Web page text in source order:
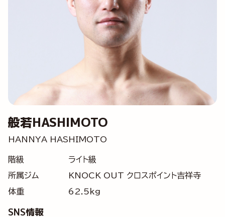
般若HASHIMOTO
HANNYA HASHIMOTO
階級
ライト級
所属ジム
KNOCK OUT クロスポイント吉祥寺
体重
62.5kg
SNS情報